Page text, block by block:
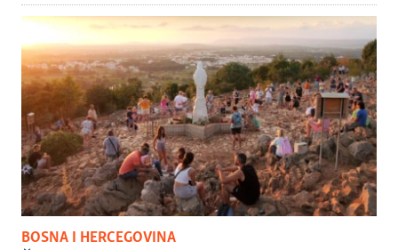
BOSNA I HERCEGOVINA